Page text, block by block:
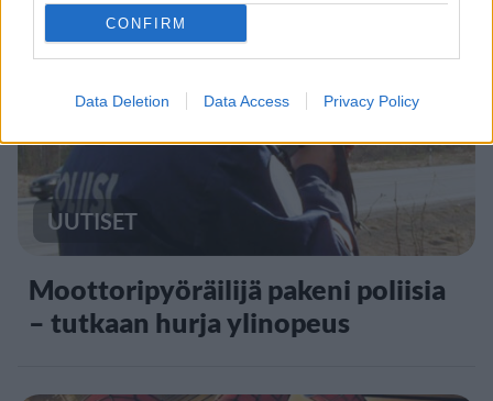
CONFIRM
Data Deletion Data Access Privacy Policy
4
UUTISET
Moottoripyöräilijä pakeni poliisia
– tutkaan hurja ylinopeus